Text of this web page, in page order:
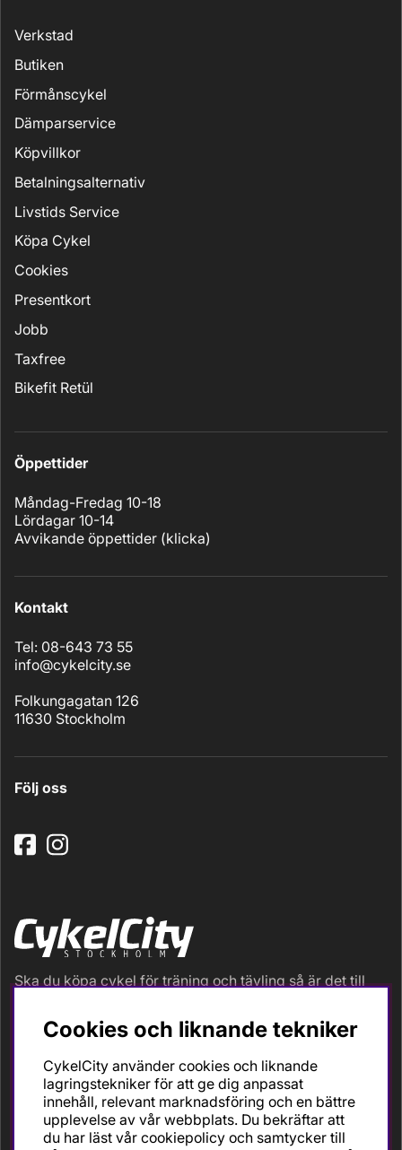
Verkstad
Butiken
Förmånscykel
Dämparservice
Köpvillkor
Betalningsalternativ
Livstids Service
Köpa Cykel
Cookies
Presentkort
Jobb
Taxfree
Bikefit Retül
Öppettider
Måndag-Fredag 10-18
Lördagar 10-14
Avvikande öppettider (klicka)
Kontakt
Tel: 08-643 73 55
info@cykelcity.se
Folkungagatan 126
11630 Stockholm
Följ oss
Ska du köpa cykel för träning och tävling så är det till
Vi är en mycket personlig cykelaffär med hög
servicegrad och alla vi som jobbar är inbitna cyklister
och dess produkter. Gör din bästa cykelaffär på
CykelCity!
Cookies och liknande tekniker
CykelCity använder cookies och liknande
lagringstekniker för att ge dig anpassat
innehåll, relevant marknadsföring och en bättre
upplevelse av vår webbplats. Du bekräftar att
du har läst vår cookiepolicy och samtycker till